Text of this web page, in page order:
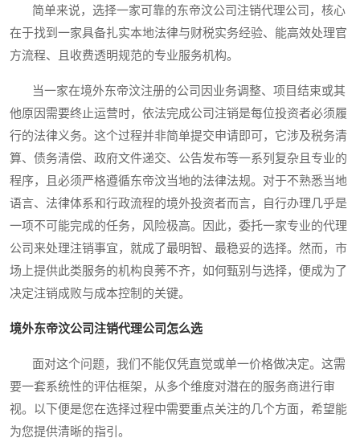
简单来说，选择一家可靠的东帝汶公司注销代理公司，核心
在于找到一家具备扎实本地法律与财税实务经验、能高效处理官
方流程、且收费透明规范的专业服务机构。
当一家在境外东帝汶注册的公司因业务调整、项目结束或其
他原因需要终止运营时，依法完成公司注销是每位投资者必须履
行的法律义务。这个过程并非简单提交申请即可，它涉及税务清
算、债务清偿、政府文件递交、公告发布等一系列复杂且专业的
程序，且必须严格遵循东帝汶当地的法律法规。对于不熟悉当地
语言、法律体系和行政流程的境外投资者而言，自行办理几乎是
一项不可能完成的任务，风险极高。因此，委托一家专业的代理
公司来处理注销事宜，就成了最明智、最稳妥的选择。然而，市
场上提供此类服务的机构良莠不齐，如何甄别与选择，便成为了
决定注销成败与成本控制的关键。
境外东帝汶公司注销代理公司怎么选
面对这个问题，我们不能仅凭直觉或单一价格做决定。这需
要一套系统性的评估框架，从多个维度对潜在的服务商进行审
视。以下便是您在选择过程中需要重点关注的几个方面，希望能
为您提供清晰的指引。